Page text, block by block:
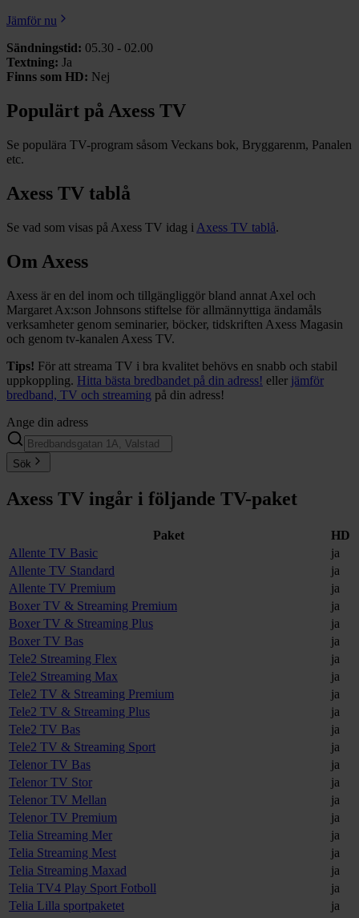
Jämför nu
Sändningstid: 05.30 - 02.00
Textning: Ja
Finns som HD: Nej
Populärt på Axess TV
Se populära TV-program såsom Veckans bok, Bryggarenm, Panalen
etc.
Axess TV tablå
Se vad som visas på Axess TV idag i Axess TV tablå.
Om Axess
Axess är en del inom och tillgängliggör bland annat Axel och
Margaret Ax:son Johnsons stiftelse för allmännyttiga ändamåls
verksamheter genom seminarier, böcker, tidskriften Axess Magasin
och genom tv-kanalen Axess TV.
Tips! För att streama TV i bra kvalitet behövs en snabb och stabil
uppkoppling. Hitta bästa bredbandet på din adress! eller jämför
bredband, TV och streaming på din adress!
Ange din adress
Sök
Axess TV ingår i följande TV-paket
Paket
HD
Allente TV Basic
ja
Allente TV Standard
ja
Allente TV Premium
ja
Boxer TV & Streaming Premium
ja
Boxer TV & Streaming Plus
ja
Boxer TV Bas
ja
Tele2 Streaming Flex
ja
Tele2 Streaming Max
ja
Tele2 TV & Streaming Premium
ja
Tele2 TV & Streaming Plus
ja
Tele2 TV Bas
ja
Tele2 TV & Streaming Sport
ja
Telenor TV Bas
ja
Telenor TV Stor
ja
Telenor TV Mellan
ja
Telenor TV Premium
ja
Telia Streaming Mer
ja
Telia Streaming Mest
ja
Telia Streaming Maxad
ja
Telia TV4 Play Sport Fotboll
ja
Telia Lilla sportpaketet
ja